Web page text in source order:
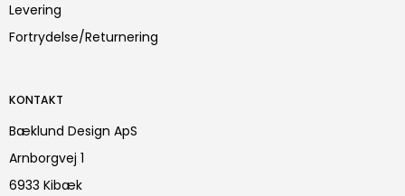
Levering
Fortrydelse/Returnering
KONTAKT
Bæklund Design ApS
Arnborgvej 1
6933 Kibæk